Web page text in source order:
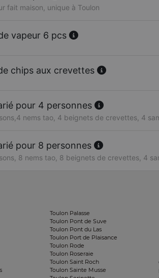
fait maison, unique à Toulon
vapeur 6 pcs
chips aux crevettes
pour 4 personnes
nems tao, 4 beignets de crevettes, 4
pour 8 personnes
8 nems tao, 8 beignets de crevettes, 4
Toulon Palasse
Toulon Pont de Suve
Toulon Pont du Las
Toulon Port de Plaisance
Toulon Rode
Toulon Roseraie
Toulon Saint Roch
Toulon Sainte Musse